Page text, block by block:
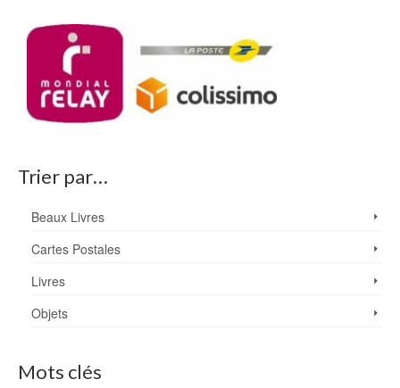
Trier par…
Beaux Livres
Cartes Postales
Livres
Objets
Mots clés